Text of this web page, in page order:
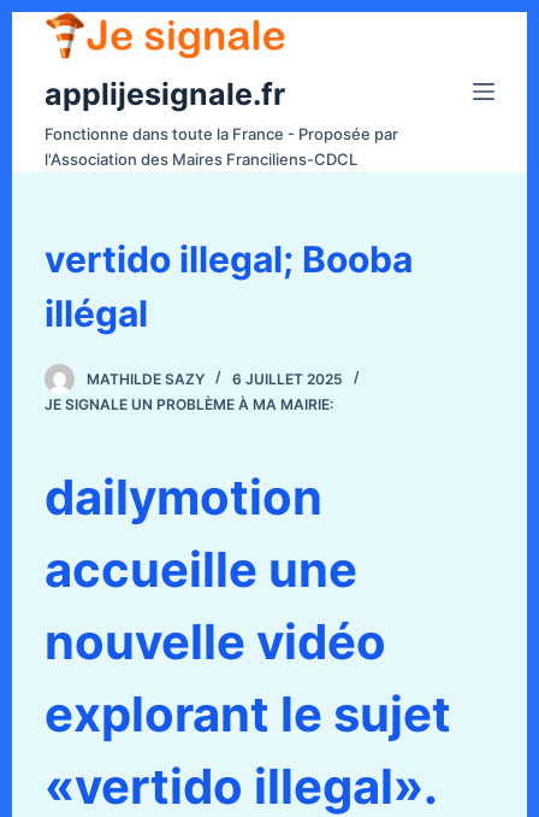
applijesignale.fr
Fonctionne dans toute la France - Proposée par
l'Association des Maires Franciliens-CDCL
vertido illegal; Booba
illégal
MATHILDE SAZY
6 JUILLET 2025
JE SIGNALE UN PROBLÈME À MA MAIRIE:
dailymotion
accueille une
nouvelle vidéo
explorant le sujet
«vertido illegal».